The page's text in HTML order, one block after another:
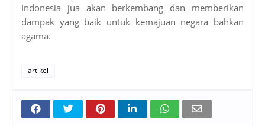
Indonesia jua akan berkembang dan memberikan
dampak yang baik untuk kemajuan negara bahkan
agama.
artikel